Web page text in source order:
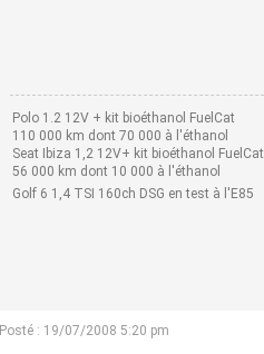
Polo 1.2 12V + kit bioéthanol FuelCat
110 000 km dont 70 000 à l'éthanol
Seat Ibiza 1,2 12V+ kit bioéthanol FuelCat
56 000 km dont 10 000 à l'éthanol
Golf 6 1,4 TSI 160ch DSG en test à l'E85
Posté : 19/07/2008 5:20 pm